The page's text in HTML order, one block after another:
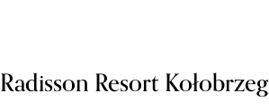
Radisson Resort Kołobrzeg